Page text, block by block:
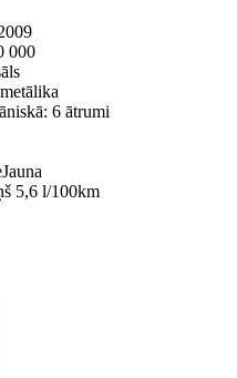
000
6 ātrumi
Jauna
5,6 l/100km